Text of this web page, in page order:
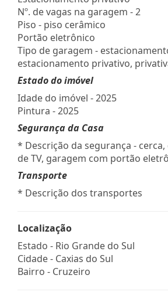
Nº. de vagas na garagem - 2
Piso - piso cerâmico
Portão eletrônico
Tipo de garagem -
estacionamento privativo,
Estado do imóvel
Idade do imóvel - 2025
Pintura - 2025
Segurança da Casa
* Descrição da segurança -
de TV, garagem com portão
Transporte
* Descrição dos transportes
Localização
Estado - Rio Grande do Sul
Cidade - Caxias do Sul
Bairro - Cruzeiro